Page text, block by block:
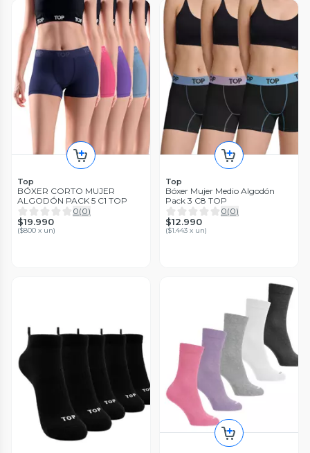
Top
BÓXER CORTO MUJER
ALGODÓN PACK 5 C1 TOP
0(0)
$19.990
($800 x un)
Top
Bóxer Mujer Medio Algodón
Pack 3 C8 TOP
0(0)
$12.990
($1.443 x un)